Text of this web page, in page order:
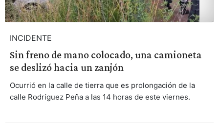
INCIDENTE
Sin freno de mano colocado, una camioneta
se deslizó hacia un zanjón
Ocurrió en la calle de tierra que es prolongación de la
calle Rodríguez Peña a las 14 horas de este viernes.